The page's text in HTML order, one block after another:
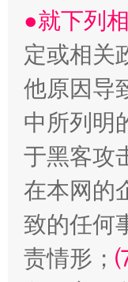
揭批美
●就下列
定或相关
他原因导
中所列明
于黑客攻
在本网的
致的任何
责情形；